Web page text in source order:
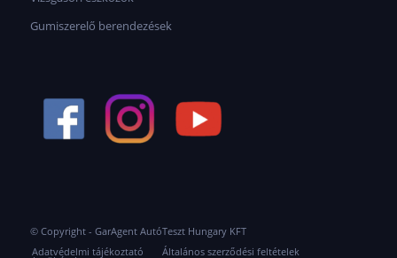
Gumiszerelő berendezések
© Copyright - GarAgent AutóTeszt Hungary KFT
Adatvédelmi tájékoztató
Általános szerződési feltételek